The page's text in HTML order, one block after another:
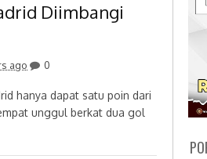
Diimbangi
ago 0
hanya dapat satu poin dari
unggul berkat dua gol